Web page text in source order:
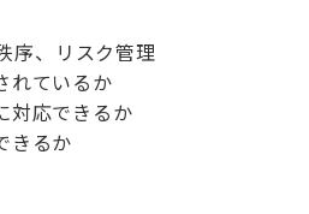
序、リスク管理
れているか
対応できるか
きるか